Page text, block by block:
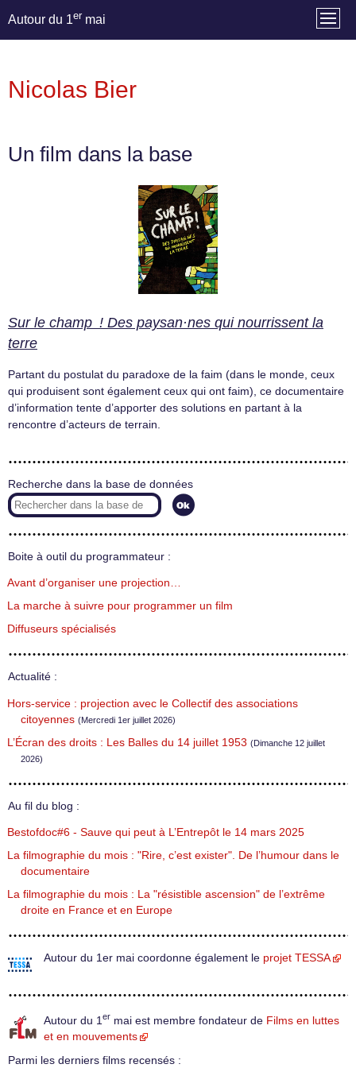
Autour du 1er mai
Nicolas Bier
Un film dans la base
Sur le champ ! Des paysan·nes qui nourrissent la
terre
Partant du postulat du paradoxe de la faim (dans le monde, ceux
qui produisent sont également ceux qui ont faim), ce documentaire
d’information tente d’apporter des solutions en partant à la
rencontre d’acteurs de terrain.
Recherche dans la base de données
Boite à outil du programmateur :
Avant d’organiser une projection…
La marche à suivre pour programmer un film
Diffuseurs spécialisés
Actualité :
Hors-service : projection avec le Collectif des associations
citoyennes (Mercredi 1er juillet 2026)
L’Écran des droits : Les Balles du 14 juillet 1953 (Dimanche 12 juillet
2026)
Au fil du blog :
Bestofdoc#6 - Sauve qui peut à L’Entrepôt le 14 mars 2025
La filmographie du mois : "Rire, c’est exister". De l’humour dans le
documentaire
La filmographie du mois : La "résistible ascension" de l’extrême
droite en France et en Europe
Autour du 1er mai coordonne également le projet TESSA
Autour du 1 er mai est membre fondateur de Films en luttes
et en mouvements
Parmi les derniers films recensés :